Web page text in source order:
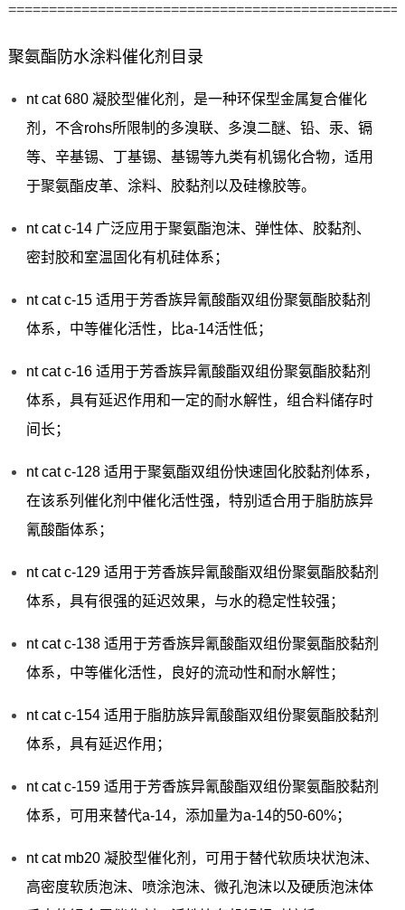
聚氨酯防水涂料催化剂目录
nt cat 680 凝胶型催化剂，是一种环保型金属复合催化
剂，不含rohs所限制的多溴联、多溴二醚、铅、汞、镉
等、辛基锡、丁基锡、基锡等九类有机锡化合物，适用
于聚氨酯皮革、涂料、胶黏剂以及硅橡胶等。
nt cat c-14 广泛应用于聚氨酯泡沫、弹性体、胶黏剂、
密封胶和室温固化有机硅体系；
nt cat c-15 适用于芳香族异氰酸酯双组份聚氨酯胶黏剂
体系，中等催化活性，比a-14活性低；
nt cat c-16 适用于芳香族异氰酸酯双组份聚氨酯胶黏剂
体系，具有延迟作用和一定的耐水解性，组合料储存时
间长；
nt cat c-128 适用于聚氨酯双组份快速固化胶黏剂体系，
在该系列催化剂中催化活性强，特别适合用于脂肪族异
氰酸酯体系；
nt cat c-129 适用于芳香族异氰酸酯双组份聚氨酯胶黏剂
体系，具有很强的延迟效果，与水的稳定性较强；
nt cat c-138 适用于芳香族异氰酸酯双组份聚氨酯胶黏剂
体系，中等催化活性，良好的流动性和耐水解性；
nt cat c-154 适用于脂肪族异氰酸酯双组份聚氨酯胶黏剂
体系，具有延迟作用；
nt cat c-159 适用于芳香族异氰酸酯双组份聚氨酯胶黏剂
体系，可用来替代a-14，添加量为a-14的50-60%；
nt cat mb20 凝胶型催化剂，可用于替代软质块状泡沫、
高密度软质泡沫、喷涂泡沫、微孔泡沫以及硬质泡沫体